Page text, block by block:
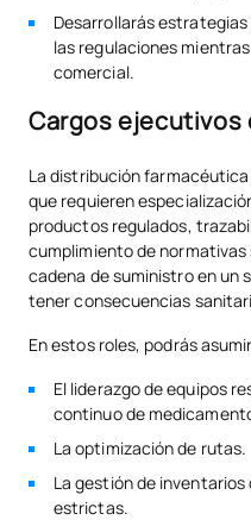
Desarrollarás
las regulaciones
comercial.
Cargos
La distribución
que requieren
productos regulados,
cumplimiento de
cadena de suministro en un
tener consecuencias
En estos roles, podrás
El liderazgo de equipos
continuo de
La optimización de rutas.
La gestión de
estrictas.